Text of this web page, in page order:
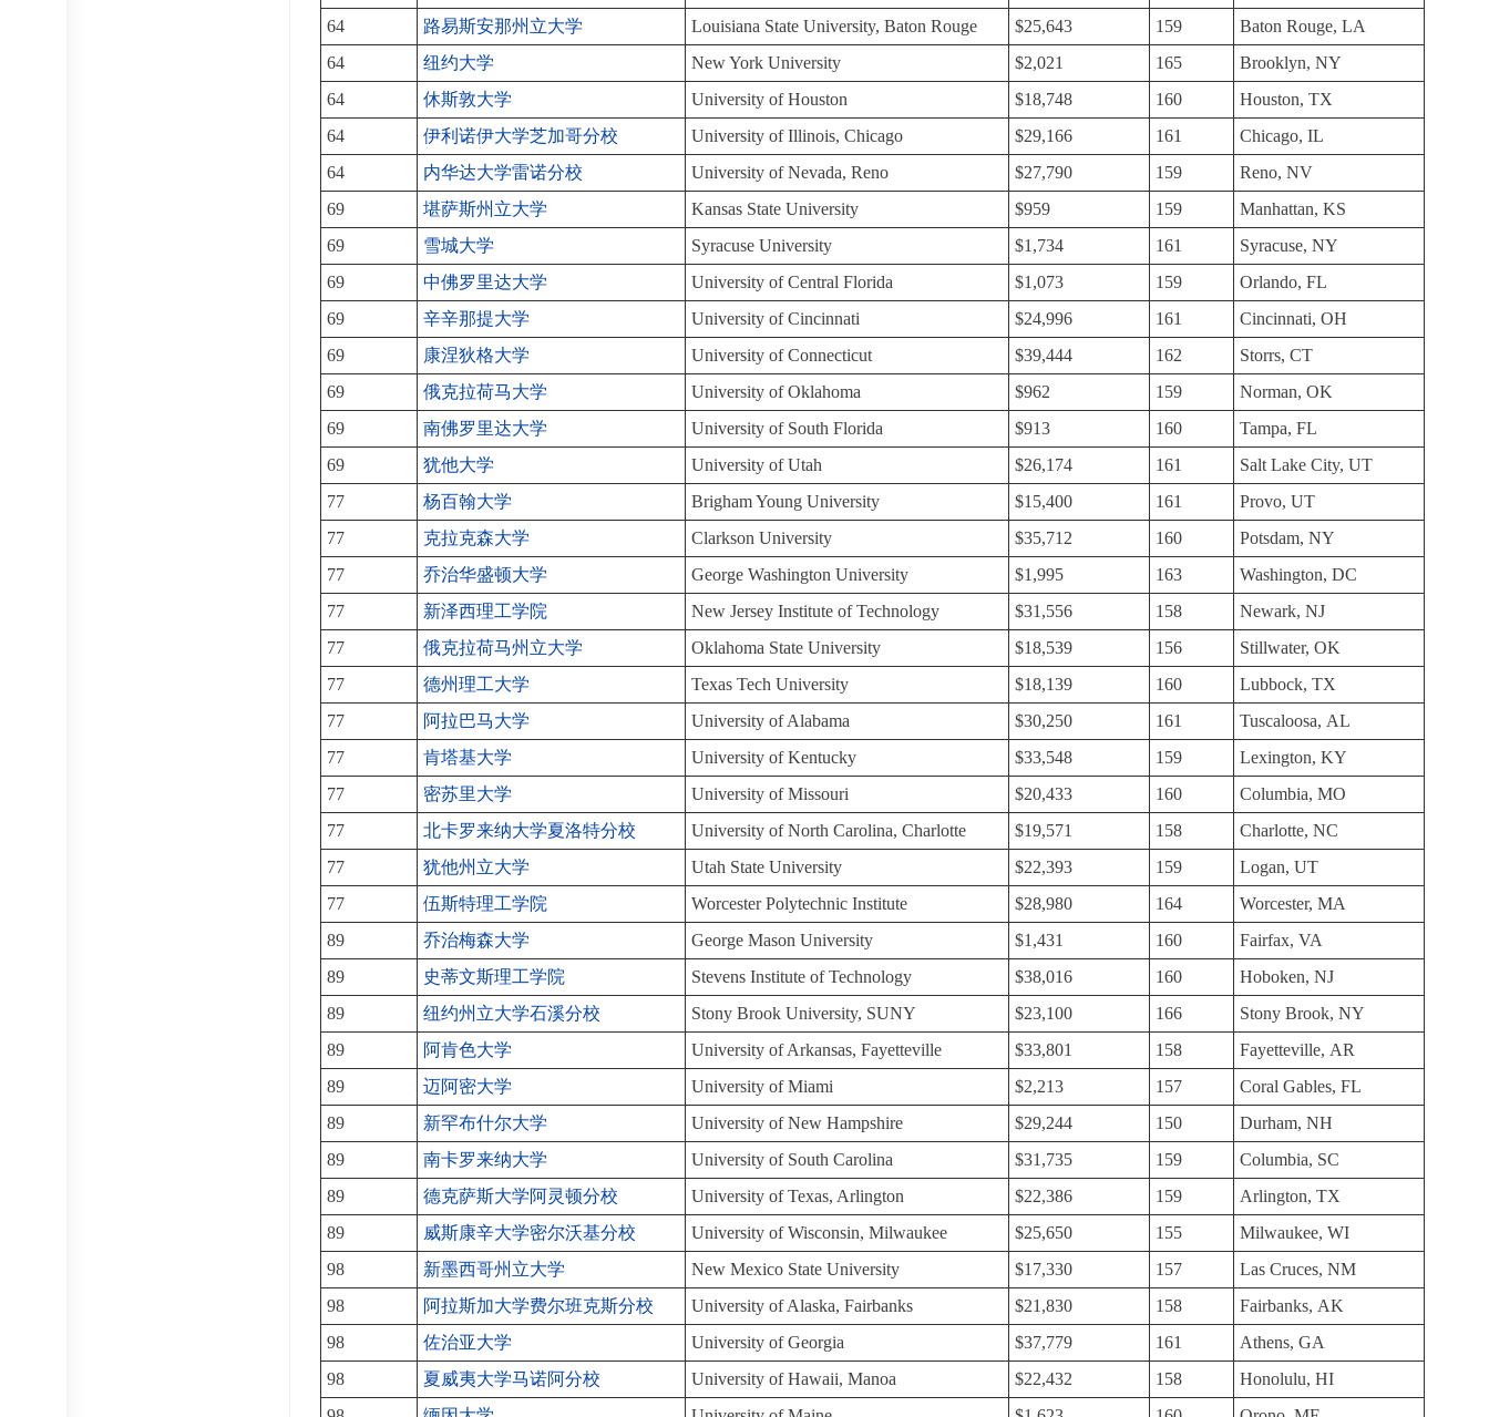
64
路易斯安那州立大学 Louisiana State University, Baton Rouge $25,643 159
Baton Rouge, LA
64
纽约大学 New York University $2,021 165
Brooklyn, NY
64
休斯敦大学 University of Houston $18,748 160
Houston, TX
64
伊利诺伊大学芝加哥分校 University of Illinois, Chicago $29,166 161
Chicago, IL
64
内华达大学雷诺分校 University of Nevada, Reno $27,790 159
Reno, NV
69
堪萨斯州立大学 Kansas State University $959 159
Manhattan, KS
69
雪城大学 Syracuse University $1,734 161
Syracuse, NY
69
中佛罗里达大学 University of Central Florida $1,073 159
Orlando, FL
69
辛辛那提大学 University of Cincinnati $24,996 161
Cincinnati, OH
69
康涅狄格大学 University of Connecticut $39,444 162
Storrs, CT
69
俄克拉荷马大学 University of Oklahoma $962 159
Norman, OK
69
南佛罗里达大学 University of South Florida $913 160
Tampa, FL
69
犹他大学 University of Utah $26,174 161
Salt Lake City, UT
77
杨百翰大学 Brigham Young University $15,400 161
Provo, UT
77
克拉克森大学 Clarkson University $35,712 160
Potsdam, NY
77
乔治华盛顿大学 George Washington University $1,995 163
Washington, DC
77
新泽西理工学院 New Jersey Institute of Technology $31,556 158
Newark, NJ
77
俄克拉荷马州立大学 Oklahoma State University $18,539 156
Stillwater, OK
77
德州理工大学 Texas Tech University $18,139 160
Lubbock, TX
77
阿拉巴马大学 University of Alabama $30,250 161
Tuscaloosa, AL
77
肯塔基大学 University of Kentucky $33,548 159
Lexington, KY
77
密苏里大学 University of Missouri $20,433 160
Columbia, MO
77
北卡罗来纳大学夏洛特分校 University of North Carolina, Charlotte $19,571 158
Charlotte, NC
77
犹他州立大学 Utah State University $22,393 159
Logan, UT
77
伍斯特理工学院 Worcester Polytechnic Institute $28,980 164
Worcester, MA
89
乔治梅森大学 George Mason University $1,431 160
Fairfax, VA
89
史蒂文斯理工学院 Stevens Institute of Technology $38,016 160
Hoboken, NJ
89
纽约州立大学石溪分校 Stony Brook University, SUNY $23,100 166
Stony Brook, NY
89
阿肯色大学 University of Arkansas, Fayetteville $33,801 158
Fayetteville, AR
89
迈阿密大学 University of Miami $2,213 157
Coral Gables, FL
89
新罕布什尔大学 University of New Hampshire $29,244 150
Durham, NH
89
南卡罗来纳大学 University of South Carolina $31,735 159
Columbia, SC
89
德克萨斯大学阿灵顿分校 University of Texas, Arlington $22,386 159
Arlington, TX
89
威斯康辛大学密尔沃基分校 University of Wisconsin, Milwaukee $25,650 155
Milwaukee, WI
98
新墨西哥州立大学 New Mexico State University $17,330 157
Las Cruces, NM
98
阿拉斯加大学费尔班克斯分校 University of Alaska, Fairbanks $21,830 158
Fairbanks, AK
98
佐治亚大学 University of Georgia $37,779 161
Athens, GA
98
夏威夷大学马诺阿分校 University of Hawaii, Manoa $22,432 158
Honolulu, HI